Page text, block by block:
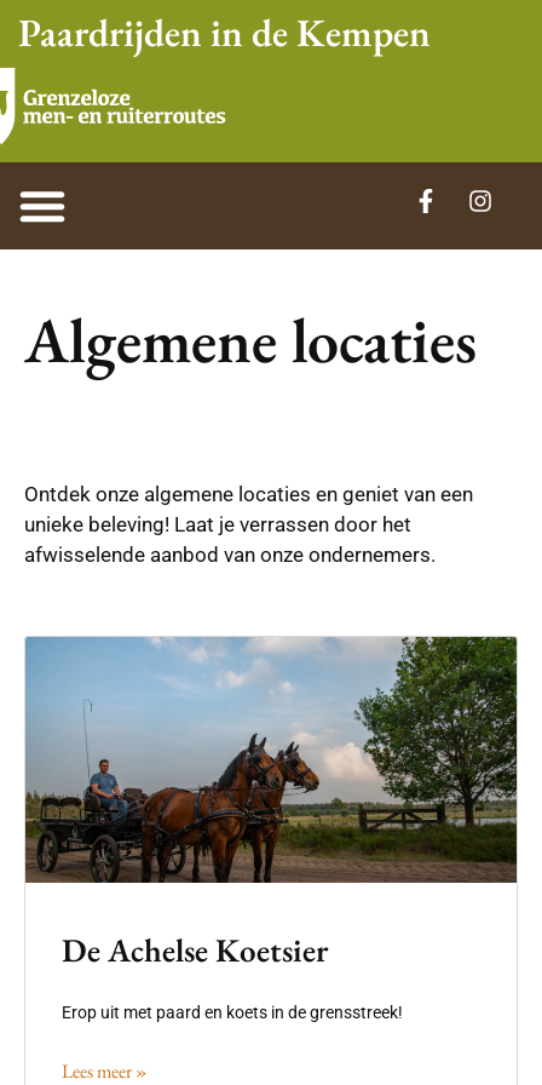
Paardrijden in de Kempen
Algemene locaties
Ontdek onze algemene locaties en geniet van een
unieke beleving! Laat je verrassen door het
afwisselende aanbod van onze ondernemers.
De Achelse Koetsier
Erop uit met paard en koets in de grensstreek!
Lees meer »